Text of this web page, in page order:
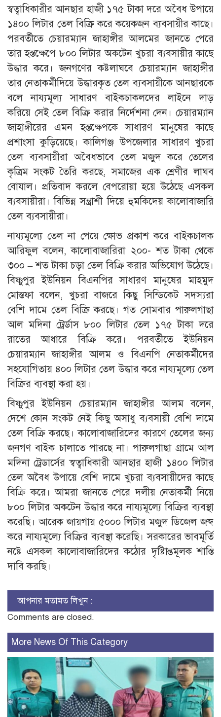
স্বত্বাধিকারীর আনছার হাজী ১৭৫ টাকা দরে অবৈধ উপায়ে
১৪০০ লিটার তেল বিক্রি করে কয়েকজন ব্যবসায়ীর কাছে।
পরবর্তীতে চেয়ারম্যান জাহাঙ্গীর আলমের জানতে পেরে
তার হস্তক্ষেপে ৮০০ লিটার অকটেন খুচরা ব্যবসায়ীর কাছে
উদ্ধার করে। জনগণের কষ্টলাঘবে চেয়ারম্যান জাহাঙ্গীর
তার নেতাকর্মীদিয়ে উদ্ধারকৃত তেল ব্যবসায়ীকে আনছারকে
বলে নায্যমূল্য সাধারণ বাইকচাকলদের লাইনে দাড়
করিয়ে সেই তেল বিক্রি করার নির্দেশনা দেন। চেয়ারম্যান
জাহাঙ্গীরের এমন হস্তক্ষেপকে সাধারণ মানুষের কাছে
প্রশাংসা কুড়িয়েছে। কালিগঞ্জ উপজেলার সাধারণ খুচরা
তেল ব্যবসায়ীরা অবৈধভাবে তেল মজুদ করে তেলের
কৃত্রিম সংকট তৈরি করছে, সমাজের এক শ্রেণীর লাঘব
বোযাল। প্রতিবাদ করলে বেপরোয়া হয়ে উঠেছে এসকল
ব্যবসায়ীরা। বিভিন্ন সন্ত্রাশী দিয়ে হুমকিদেয় কালোবাজারি
তেল ব্যবসায়ীরা।
নায্যমূল্যে তেল না পেয়ে ক্ষোভ প্রকাশ করে বাইকচালক
আরিফুল বলেন, কালোবাজারিরা ২০০- শত টাকা থেকে
৩০০ – শত টাকা চড়া তেল বিক্রি করার অভিযোগ উঠেছে।
বিষ্ণুপুর ইউনিয়ন বিএনপির সাধারণ মানুষের মাহমুদ
মোস্তফা বলেন, খুচরা বাজরে কিছু সিন্ডিকেট সদস্যরা
বেশি দামে তেল বিক্রি করছে। গত সোমবার পারুলগাছা
আল মদিনা ট্রের্ডাস ৮০০ লিটার তেল ১৭৫ টাকা দরে
রাতের আধারে বিক্রি করে। পরবর্তীতে ইউনিয়ন
চেয়ারম্যান জাহাঙ্গীর আলম ও বিএনপি নেতাকর্মীদের
সহযোগিতায় ৪০০ লিটার তেল উদ্ধার করে নায্যমূল্যে তেল
বিক্রির ব্যবস্থা করা হয়।
বিষ্ণুপুর ইউনিয়ন চেয়ারম্যান জাহাঙ্গীর আলম বলেন,
দেশে কোন সংকট নেই কিছু অসাধু ব্যবসায়ী বেশি দামে
তেল বিক্রি করছে। কালোবাজারিদের কারণে তেলের জন্য
জনগণ বাইক চালাতে পারছে না। পারুলগাছা গ্রামে আল
মদিনা ট্রেডার্সের স্বত্বাধিকারী আনছার হাজী ১৪০০ লিটার
তেল অবৈধ উপায়ে বেশি দামে খুচরা ব্যবসায়ীদের কাছে
বিক্রি করে। আমরা জানতে পেরে দলীয় নেতাকর্মী নিয়ে
৮০০ লিটার অকটেন উদ্ধার করে নায্যমূল্যে বিক্রির ব্যবস্থা
করেছি। আরেক জায়গায় ৫০০০ লিটার মজুদ ডিজেল জব্দ
করে নায্যমূল্যে বিক্রির ব্যবস্থা করেছি। সরকারের ভাবমূর্তি
নষ্টে এসকল কালোবাজারিদের কঠোর দৃষ্টিান্তমূলক শাস্তি
দাবি করছি।
আপনার মতামত লিখুন :
Comments are closed.
More News Of This Category